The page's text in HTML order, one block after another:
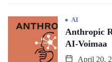
AI
Anthropic
AI-Voimaa
April 20,